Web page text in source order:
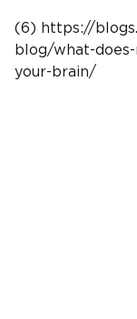
(6) https://
blog/what-
your-brain/